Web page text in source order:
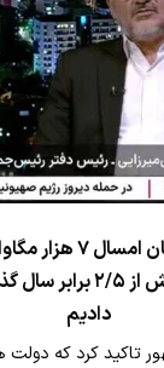
حاجی میرزایی: تا
تولید خواهیم کرد/
دادیم
تاکید کرد که دولت